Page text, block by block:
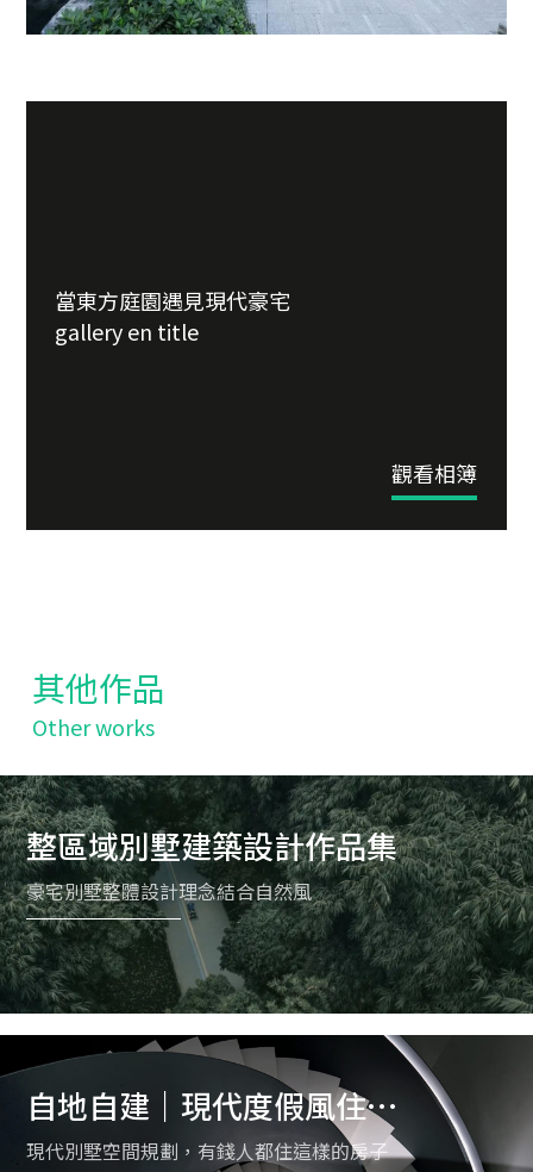
當東方庭園遇見現代豪宅
gallery en title
觀看相簿
其他作品
Other works
整區域別墅建築設計作品集
豪宅別墅整體設計理念結合自然風
自地自建｜現代度假風住宅
規劃案例
現代別墅空間規劃，有錢人都住這樣的房子